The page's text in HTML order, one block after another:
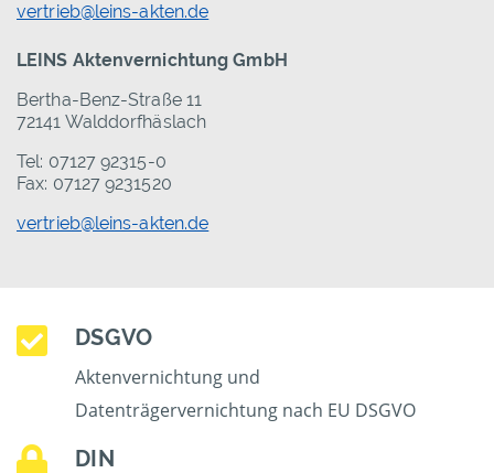
vertrieb@leins-akten.de
LEINS Aktenvernichtung GmbH
Bertha-Benz-Straße 11
72141 Walddorfhäslach
Tel: 07127 92315-0
Fax: 07127 9231520
vertrieb@leins-akten.de
DSGVO
Aktenvernichtung und
Datenträgervernichtung nach EU DSGVO
DIN